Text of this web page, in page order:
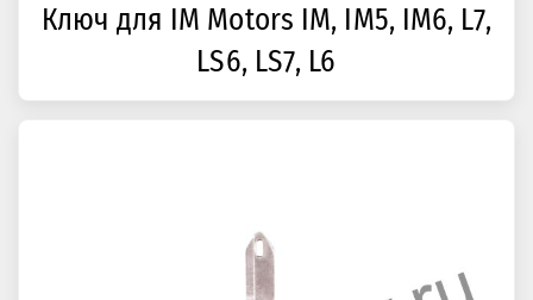
Ключ для IM Motors IM, IM5, IM6, L7,
LS6, LS7, L6